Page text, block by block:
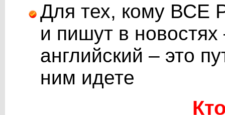
Для тех, кому ВСЕ
и пишут в
английский – это
ним идете